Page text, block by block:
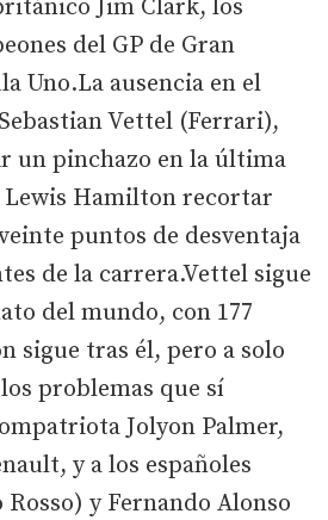
Jim Clark, los
del GP de Gran
Uno.La ausencia en el
Vettel (Ferrari),
un pinchazo en la última
Hamilton recortar
puntos de desventaja
de la carrera.Vettel sigue
del mundo, con 177
sigue tras él, pero a solo
problemas que sí
Jolyon Palmer,
y a los españoles
Rosso) y Fernando Alonso